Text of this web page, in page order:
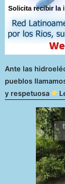
Ante las
pueblos
y respetuosa